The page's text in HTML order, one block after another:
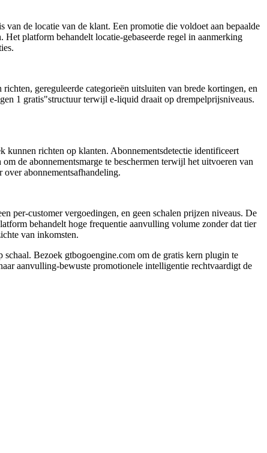
de locatie van de klant. Een promotie die voldoet aan bepaalde
platform behandelt locatie-gebaseerde regel in aanmerking
gereguleerde categorieën uitsluiten van brede kortingen, en
1 gratis"structuur terwijl e-liquid draait op drempelprijsniveaus.
kunnen richten op klanten. Abonnementsdetectie identificeert
de abonnementsmarge te beschermen terwijl het uitvoeren van
abonnementsafhandeling.
per-customer vergoedingen, en geen schalen prijzen niveaus. De
behandelt hoge frequentie aanvulling volume zonder dat tier
van inkomsten.
Bezoek gtbogoengine.com om de gratis kern plugin te
aanvulling-bewuste promotionele intelligentie rechtvaardigt de